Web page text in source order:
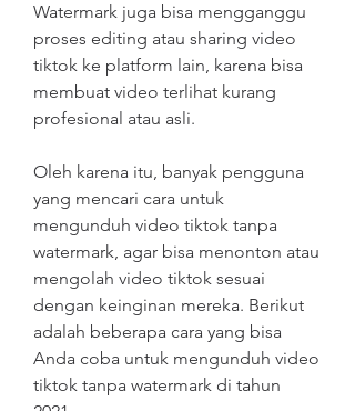
Watermark juga bisa mengganggu
proses editing atau sharing video
tiktok ke platform lain, karena bisa
membuat video terlihat kurang
profesional atau asli.
Oleh karena itu, banyak pengguna
yang mencari cara untuk
mengunduh video tiktok tanpa
watermark, agar bisa menonton atau
mengolah video tiktok sesuai
dengan keinginan mereka. Berikut
adalah beberapa cara yang bisa
Anda coba untuk mengunduh video
tiktok tanpa watermark di tahun